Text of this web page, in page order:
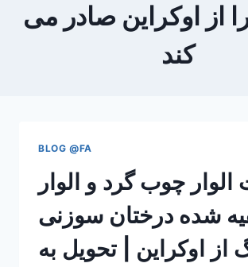
از اوکراین ‏صادر می
کند
BLOG @FA
چوب گرد و الوار
شده درختان سوزنى
از اوکراین | تحویل به